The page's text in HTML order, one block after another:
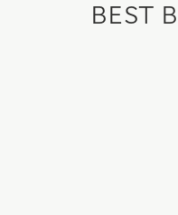
BEST